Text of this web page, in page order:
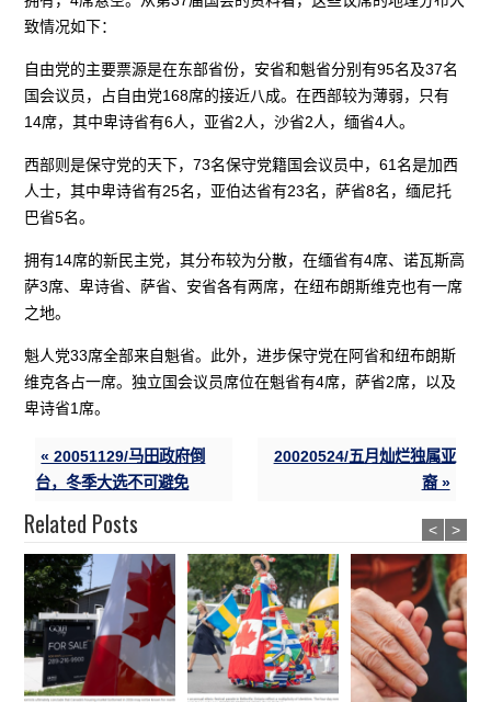
致情况如下：
自由党的主要票源是在东部省份，安省和魁省分别有95名及37名
国会议员，占自由党168席的接近八成。在西部较为薄弱，只有
14席，其中卑诗省有6人，亚省2人，沙省2人，缅省4人。
西部则是保守党的天下，73名保守党籍国会议员中，61名是加西
人士，其中卑诗省有25名，亚伯达省有23名，萨省8名，缅尼托
巴省5名。
拥有14席的新民主党，其分布较为分散，在缅省有4席、诺瓦斯高
萨3席、卑诗省、萨省、安省各有两席，在纽布朗斯维克也有一席
之地。
魁人党33席全部来自魁省。此外，进步保守党在阿省和纽布朗斯
维克各占一席。独立国会议员席位在魁省有4席，萨省2席，以及
卑诗省1席。
« 20051129/马田政府倒
台，冬季大选不可避免
20020524/五月灿烂独属亚
裔 »
Related Posts < >